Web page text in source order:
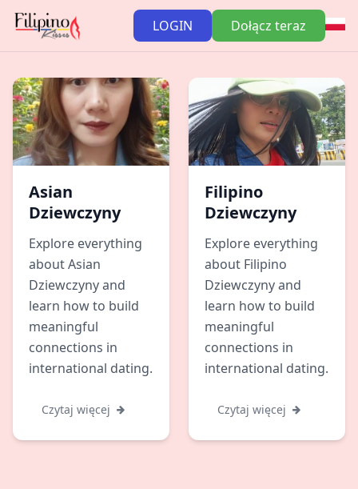
LOGIN Dołącz teraz
Asian
Dziewczyny
Explore everything
about Asian
Dziewczyny and
learn how to build
meaningful
connections in
international dating.
Czytaj więcej
Filipino
Dziewczyny
Explore everything
about Filipino
Dziewczyny and
learn how to build
meaningful
connections in
international dating.
Czytaj więcej